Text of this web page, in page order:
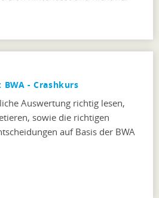
- Crashkurs
Auswertung richtig lesen,
sowie die richtigen
auf Basis der BWA